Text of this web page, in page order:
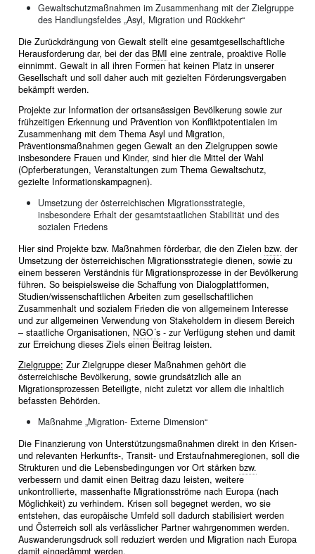
Gewaltschutzmaßnahmen im Zusammenhang mit der Zielgruppe
des Handlungsfeldes „Asyl, Migration und Rückkehr“
Die Zurückdrängung von Gewalt stellt eine gesamtgesellschaftliche
Herausforderung dar, bei der das BMI eine zentrale, proaktive Rolle
einnimmt. Gewalt in all ihren Formen hat keinen Platz in unserer
Gesellschaft und soll daher auch mit gezielten Förderungsvergaben
bekämpft werden.
Projekte zur Information der ortsansässigen Bevölkerung sowie zur
frühzeitigen Erkennung und Prävention von Konfliktpotentialen im
Zusammenhang mit dem Thema Asyl und Migration,
Präventionsmaßnahmen gegen Gewalt an den Zielgruppen sowie
insbesondere Frauen und Kinder, sind hier die Mittel der Wahl
(Opferberatungen, Veranstaltungen zum Thema Gewaltschutz,
gezielte Informationskampagnen).
Umsetzung der österreichischen Migrationsstrategie,
insbesondere Erhalt der gesamtstaatlichen Stabilität und des
sozialen Friedens
Hier sind Projekte bzw. Maßnahmen förderbar, die den Zielen bzw. der
Umsetzung der österreichischen Migrationsstrategie dienen, sowie zu
einem besseren Verständnis für Migrationsprozesse in der Bevölkerung
führen. So beispielsweise die Schaffung von Dialogplattformen,
Studien/wissenschaftlichen Arbeiten zum gesellschaftlichen
Zusammenhalt und sozialem Frieden die von allgemeinem Interesse
und zur allgemeinen Verwendung von Stakeholdern in diesem Bereich
– staatliche Organisationen, NGO´s- zur Verfügung stehen und damit
zur Erreichung dieses Ziels einen Beitrag leisten.
Zielgruppe: Zur Zielgruppe dieser Maßnahmen gehört die
österreichische Bevölkerung, sowie grundsätzlich alle an
Migrationsprozessen Beteiligte, nicht zuletzt vor allem die inhaltlich
befassten Behörden.
Maßnahme „Migration- Externe Dimension“
Die Finanzierung von Unterstützungsmaßnahmen direkt in den Krisen-
und relevanten Herkunfts-, Transit- und Erstaufnahmeregionen, soll die
Strukturen und die Lebensbedingungen vor Ort stärken bzw.
verbessern und damit einen Beitrag dazu leisten, weitere
unkontrollierte, massenhafte Migrationsströme nach Europa (nach
Möglichkeit) zu verhindern. Krisen soll begegnet werden, wo sie
entstehen, das europäische Umfeld soll dadurch stabilisiert werden
und Österreich soll als verlässlicher Partner wahrgenommen werden.
Auswanderungsdruck soll reduziert werden und Migration nach Europa
damit eingedämmt werden.